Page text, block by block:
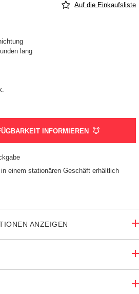
Auf die Einkaufsliste
lang
INFORMIEREN
einem stationären Geschäft erhältlich
ANZEIGEN